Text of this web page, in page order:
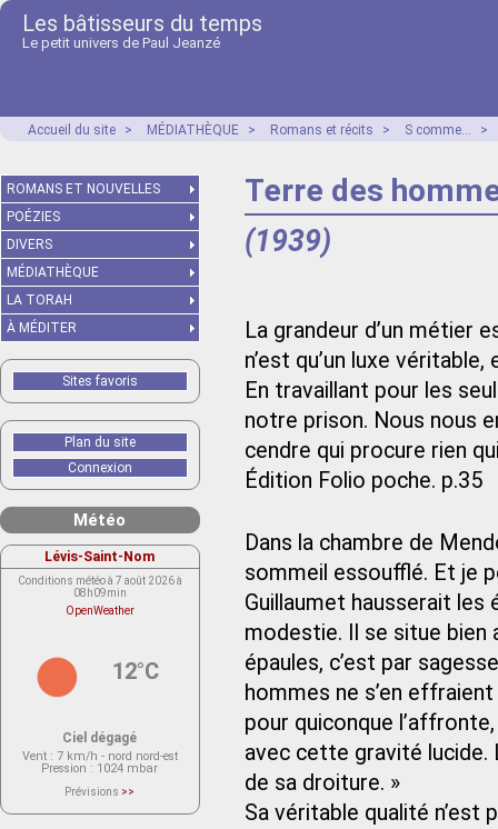
Les bâtisseurs du temps
Le petit univers de Paul Jeanzé
Accueil du site > MÉDIATHÈQUE > Romans et récits > S comme... >
Terre des
(1939)
La grandeur d’un métier
n’est qu’un luxe
En travaillant pour les
notre prison. Nous nous
cendre qui procure rien
Édition Folio poche. p.35
Dans la chambre de
sommeil essoufflé. Et je
Guillaumet hausserait les
modestie. Il se situe bien
épaules, c’est par
hommes ne s’en
pour quiconque l’affronte,
avec cette gravité
de sa droiture. »
Sa véritable qualité n’est
ROMANS ET NOUVELLES
POÉZIES
DIVERS
MÉDIATHÈQUE
LA TORAH
À MÉDITER
Sites favoris
Plan du site
Connexion
Météo
Lévis-Saint-Nom
Conditions météo à 7 août 2026 à
08h09min
OpenWeather
12°C
Ciel dégagé
Vent : 7 km/h - nord nord-est
Pression : 1024 mbar
Prévisions >>
actuellement aucune prévision